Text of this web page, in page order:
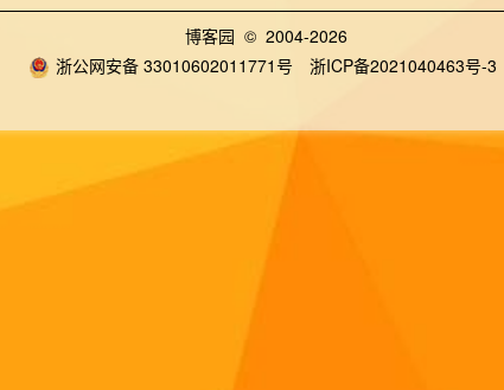
博客园 © 2004-2026
浙公网安备 33010602011771号
浙ICP备2021040463号-3